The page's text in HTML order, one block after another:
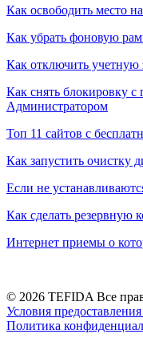
Как освободить место
Как убрать фоновую
Как отключить учетную
Как снять блокировку
Администратором
Топ 11 сайтов с
Как запустить очистку
Если не
Как сделать резервную
Интернет приемы о
© 2026 TEFIDA Все
Условия
Политика